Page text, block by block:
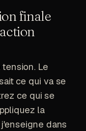
finale
Le
ce qui va se
ce qui se
la
dans